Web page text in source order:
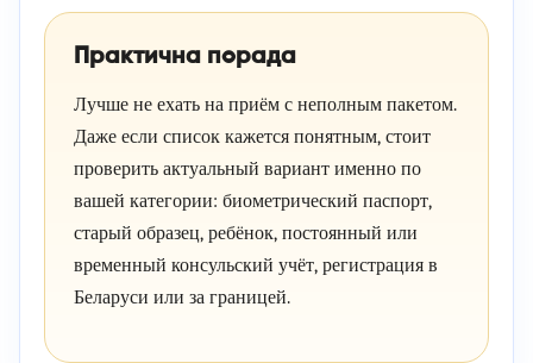
Практична порада
Лучше не ехать на приём с неполным пакетом.
Даже если список кажется понятным, стоит
проверить актуальный вариант именно по
вашей категории: биометрический паспорт,
старый образец, ребёнок, постоянный или
временный консульский учёт, регистрация в
Беларуси или за границей.